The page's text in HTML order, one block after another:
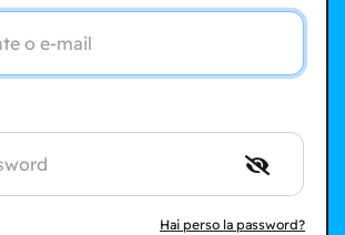
Hai perso la password?